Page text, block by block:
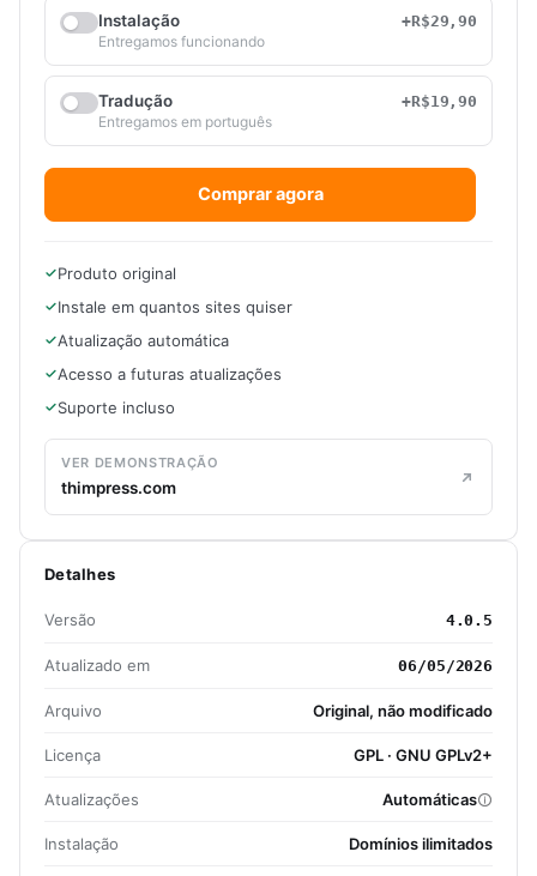
Instalação
+R$29,90
Entregamos funcionando
Tradução
+R$19,90
Entregamos em português
Comprar agora
Produto original
Instale em quantos sites quiser
Atualização automática
Acesso a futuras atualizações
Suporte incluso
VER DEMONSTRAÇÃO
thimpress.com
Detalhes
Versão 4.0.5
Atualizado em 06/05/2026
Arquivo Original, não modificado
Licença GPL · GNU GPLv2+
Atualizações Automáticas
Instalação Domínios ilimitados